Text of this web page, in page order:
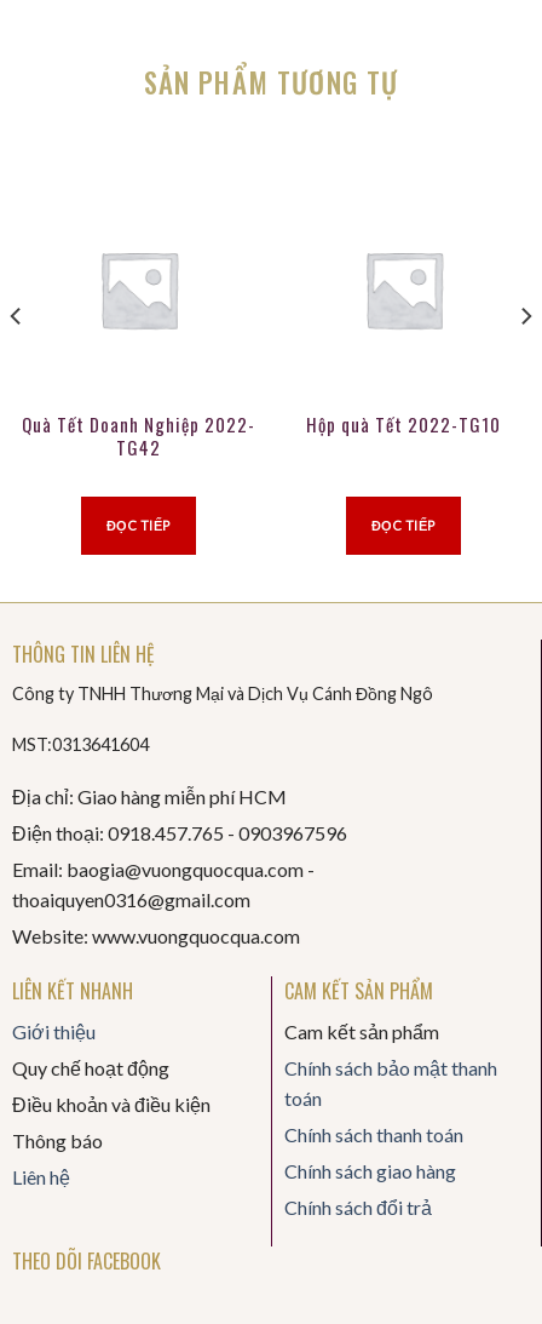
SẢN PHẨM TƯƠNG TỰ
Quà Tết Doanh Nghiệp 2022-
TG42
ĐỌC TIẾP
Hộp quà Tết 2022-TG10
ĐỌC TIẾP
THÔNG TIN LIÊN HỆ
Công ty TNHH Thương Mại và Dịch Vụ Cánh Đồng Ngô
MST:0313641604
Địa chỉ: Giao hàng miễn phí HCM
Điện thoại: 0918.457.765 - 0903967596
Email: baogia@vuongquocqua.com -
thoaiquyen0316@gmail.com
Website: www.vuongquocqua.com
LIÊN KẾT NHANH
Giới thiệu
Quy chế hoạt động
Điều khoản và điều kiện
Thông báo
Liên hệ
CAM KẾT SẢN PHẨM
Cam kết sản phẩm
Chính sách bảo mật thanh
toán
Chính sách thanh toán
Chính sách giao hàng
Chính sách đổi trả
THEO DÕI FACEBOOK